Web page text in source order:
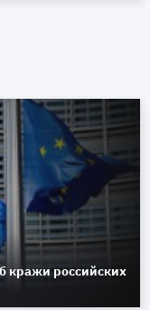
кражи российских